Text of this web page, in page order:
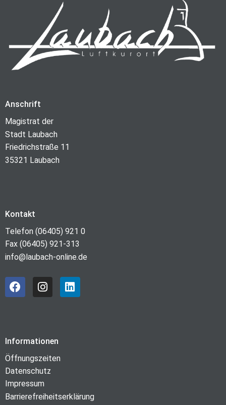
Anschrift
Magistrat der
Stadt Laubach
Friedrichstraße 11
35321 Laubach
Kontakt
Telefon (06405) 921 0
Fax (06405) 921-313
info@laubach-online.de
Informationen
Öffnungszeiten
Datenschutz
Impressum
Barrierefreiheitserklärung